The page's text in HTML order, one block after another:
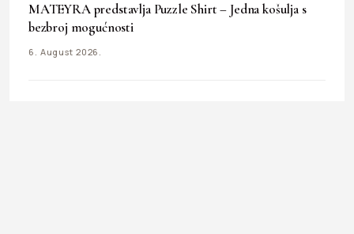
MATEYRA predstavlja Puzzle Shirt – Jedna košulja s
bezbroj mogućnosti
6. August 2026.